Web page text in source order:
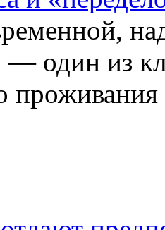
— один из
проживания